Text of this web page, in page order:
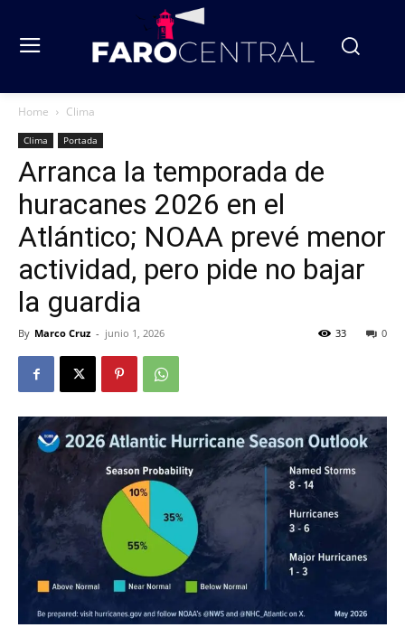
Home Clima
Clima Portada
Arranca la temporada de
huracanes 2026 en el
Atlántico; NOAA prevé menor
actividad, pero pide no bajar
la guardia
By Marco Cruz - junio 1, 2026 0
33